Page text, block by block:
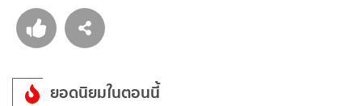
ยอดนิยมในตอนนี้